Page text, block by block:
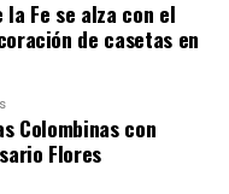
COLOMBINAS
la Fe se alza con el
de casetas en
Colombinas con
Flores